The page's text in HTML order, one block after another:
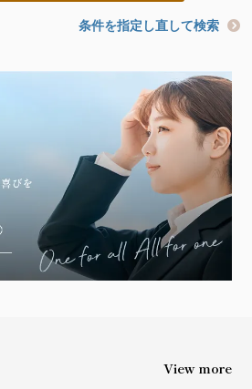
条件を指定し直して検索
View more